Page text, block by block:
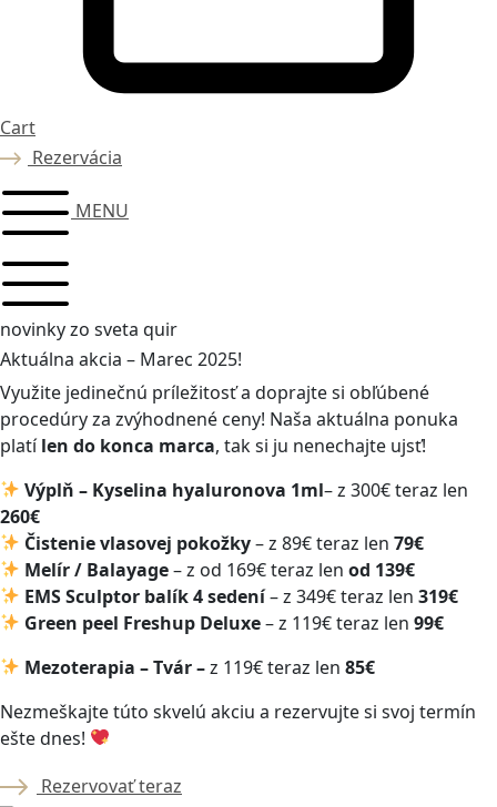
Cart
Rezervácia
MENU
novinky zo sveta quir
Aktuálna akcia – Marec 2025!
Využite jedinečnú príležitosť a doprajte si obľúbené
procedúry za zvýhodnené ceny! Naša aktuálna ponuka
platílen do konca marca, tak si ju nenechajte ujsť!
Výplň – Kyselina hyaluronova 1ml– z 300€ teraz len
260€
Čistenie vlasovej pokožky– z 89€ teraz len79€
Melír / Balayage– z od 169€ teraz lenod 139€
EMS Sculptor balík 4 sedení– z 349€ teraz len319€
Green peel Freshup Deluxe– z 119€ teraz len99€
Mezoterapia – Tvár –z 119€ teraz len 85€
Nezmeškajte túto skvelú akciu a rezervujte si svoj termín
ešte dnes!
Rezervovať teraz